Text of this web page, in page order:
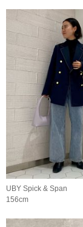
UBY Spick & Span
156cm